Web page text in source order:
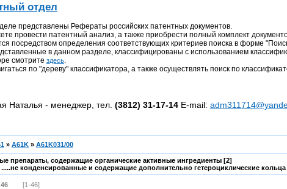
отдел
представлены Рефераты российских патентных документов.
провести патентный анализ, а также приобрести полный комплект
посредством определения соответствующих критериев поиска в форме
в данном разделе, классифицированы с использованием
смотрите здесь.
по "дереву" классификатора, а также осуществлять поиск по
Наталья - менеджер, тел. (3812) 31-17-14 E-mail:
» A61K » A61K031/00
препараты, содержащие органические активные ингредиенты [2]
.....не конденсированные и содержащие дополнительно гетероциклические кольца
46 [1-46]